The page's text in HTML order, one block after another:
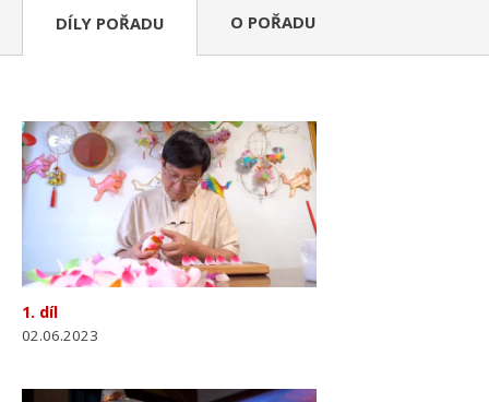
DÍLY POŘADU O POŘADU
1. díl
02.06.2023